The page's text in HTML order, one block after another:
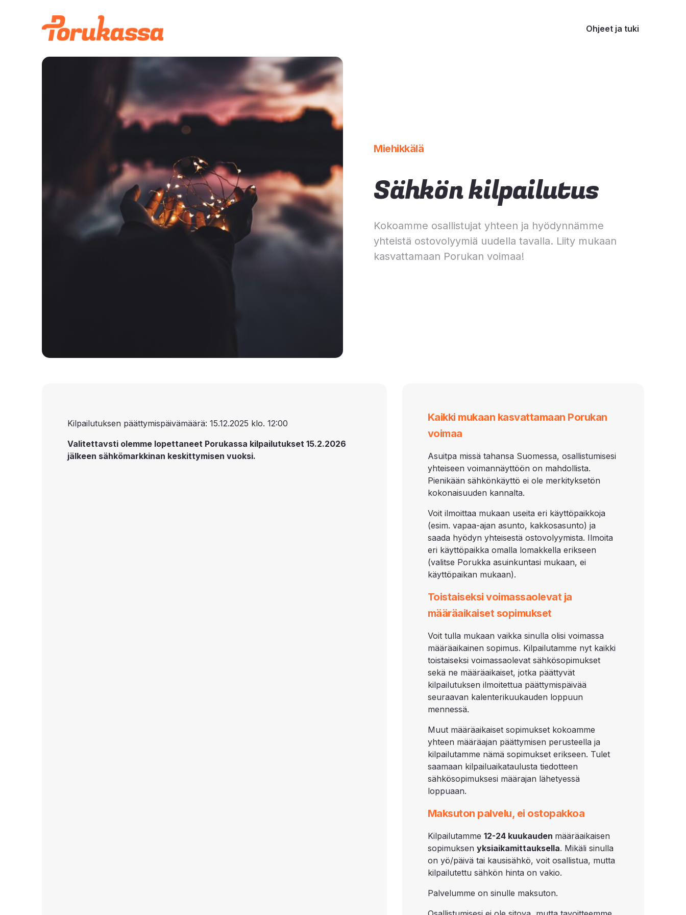
Ohjeet ja tuki
Miehikkälä
Sähkön kilpailutus
Kokoamme osallistujat yhteen ja hyödynnämme
yhteistä ostovolyymiä uudella tavalla. Liity mukaan
kasvattamaan Porukan voimaa!
Kilpailutuksen päättymispäivämäärä: 15.12.2025 klo. 12:00
Valitettavsti olemme lopettaneet Porukassa kilpailutukset 15.2.2026
jälkeen sähkömarkkinan keskittymisen vuoksi.
Kaikki mukaan kasvattamaan Porukan
voimaa
Asuitpa missä tahansa Suomessa, osallistumisesi
yhteiseen voimannäyttöön on mahdollista.
Pienikään sähkönkäyttö ei ole merkityksetön
kokonaisuuden kannalta.
Voit ilmoittaa mukaan useita eri käyttöpaikkoja
(esim. vapaa-ajan asunto, kakkosasunto) ja
saada hyödyn yhteisestä ostovolyymista. Ilmoita
eri käyttöpaikka omalla lomakkella erikseen
(valitse Porukka asuinkuntasi mukaan, ei
käyttöpaikan mukaan).
Toistaiseksi voimassaolevat ja
määräaikaiset sopimukset
Voit tulla mukaan vaikka sinulla olisi voimassa
määräaikainen sopimus. Kilpailutamme nyt kaikki
toistaiseksi voimassaolevat sähkösopimukset
sekä ne määräaikaiset, jotka päättyvät
kilpailutuksen ilmoitettua päättymispäivää
seuraavan kalenterikuukauden loppuun
mennessä.
Muut määräaikaiset sopimukset kokoamme
yhteen määräajan päättymisen perusteella ja
kilpailutamme nämä sopimukset erikseen. Tulet
saamaan kilpailuaikataulusta tiedotteen
sähkösopimuksesi määrajan lähetyessä
loppuaan.
Maksuton palvelu, ei ostopakkoa
Kilpailutamme 12-24 kuukauden määräaikaisen
sopimuksen yksiaikamittauksella. Mikäli sinulla
on yö/päivä tai kausisähkö, voit osallistua, mutta
kilpailutettu sähkön hinta on vakio.
Palvelumme on sinulle maksuton.